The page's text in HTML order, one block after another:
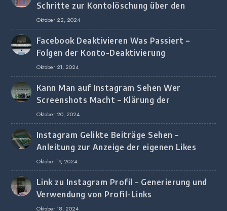
Schritte zur Kontolöschung über den
Browser
Oktober 22, 2024
Facebook Deaktivieren Was Passiert –
Folgen der Konto-Deaktivierung
Oktober 21, 2024
Kann Man auf Instagram Sehen Wer
Screenshots Macht – Klärung der
Screenshot-Erkennung
Oktober 20, 2024
Instagram Gelikte Beiträge Sehen –
Anleitung zur Anzeige der eigenen Likes
Oktober 19, 2024
Link zu Instagram Profil – Generierung und
Verwendung von Profil-Links
Oktober 18, 2024